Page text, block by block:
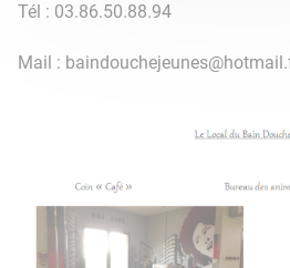
Tél : 03.86.50.88.94
Mail :